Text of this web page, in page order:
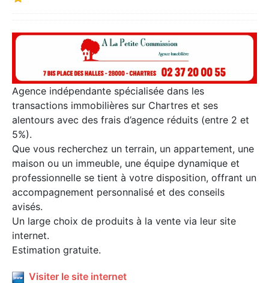
Agence indépendante spécialisée dans les
transactions immobilières sur Chartres et ses
alentours avec des frais d’agence réduits (entre 2 et
5%).
Que vous recherchez un terrain, un appartement, une
maison ou un immeuble, une équipe dynamique et
professionnelle se tient à votre disposition, offrant un
accompagnement personnalisé et des conseils
avisés.
Un large choix de produits à la vente via leur site
internet.
Estimation gratuite.
Visiter le site internet